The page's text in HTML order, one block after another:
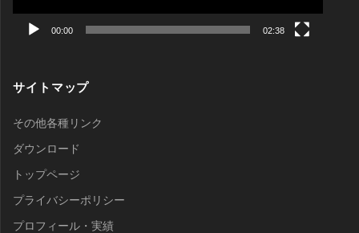
00:00 02:38
サイトマップ
その他各種リンク
ダウンロード
トップページ
プライバシーポリシー
プロフィール・実績